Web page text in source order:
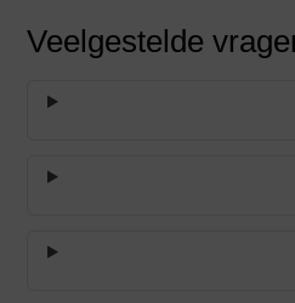
Veelgestelde